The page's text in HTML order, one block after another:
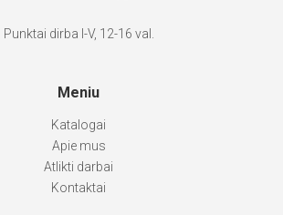
Punktai dirba I-V, 12-16 val.
Meniu
Katalogai
Apie mus
Atlikti darbai
Kontaktai